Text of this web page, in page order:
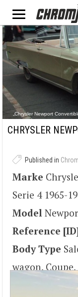
„Chrysler Newport
CHRYSLER
Published in
Marke
Serie 4 1965-
Model
Reference
Body Type
wagon,